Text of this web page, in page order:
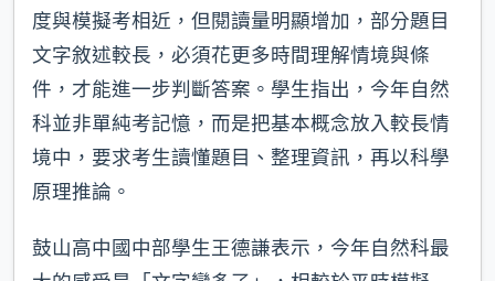
度與模擬考相近，但閱讀量明顯增加，部分題目
文字敘述較長，必須花更多時間理解情境與條
件，才能進一步判斷答案。學生指出，今年自然
科並非單純考記憶，而是把基本概念放入較長情
境中，要求考生讀懂題目、整理資訊，再以科學
原理推論。
鼓山高中國中部學生王德謙表示，今年自然科最